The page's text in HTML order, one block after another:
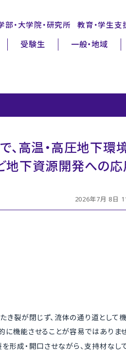
部・大学院・研究所 教育・学生支
受験生 一般・地域
高温・高圧地下環
地下資源開発への
2026年7月 8日
裂が閉じず、流体の通り道として
機能させることが容易ではありませ
を形成・開口させながら、支持材なし